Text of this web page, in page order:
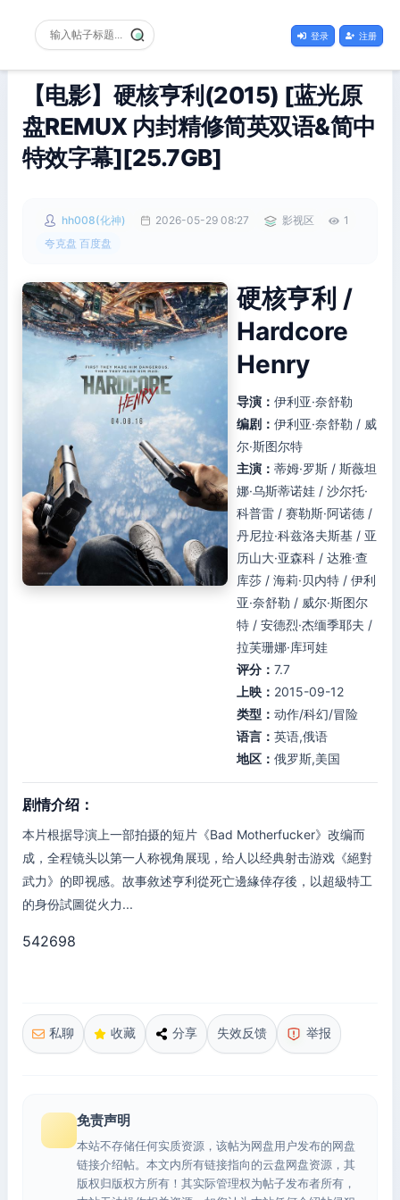
登录 注册
【电影】硬核亨利(2015) [蓝光原
盘REMUX 内封精修简英双语&简中
特效字幕][25.7GB]
hh008(化神) 2026-05-29 08:27 影视区
1
夸克盘 百度盘
硬核亨利 /
Hardcore
Henry
导演： 伊利亚·奈舒勒
编剧： 伊利亚·奈舒勒 / 威
尔·斯图尔特
主演： 蒂姆·罗斯 / 斯薇坦
娜·乌斯蒂诺娃 / 沙尔托·
科普雷 / 赛勒斯·阿诺德 /
丹尼拉·科兹洛夫斯基 / 亚
历山大·亚森科 / 达雅·查
库莎 / 海莉·贝内特 / 伊利
亚·奈舒勒 / 威尔·斯图尔
特 / 安德烈·杰缅季耶夫 /
拉芙珊娜·库珂娃
评分： 7.7
上映： 2015-09-12
类型： 动作/科幻/冒险
语言： 英语,俄语
地区： 俄罗斯,美国
剧情介绍：
本片根据导演上一部拍摄的短片《Bad Motherfucker》改编而
成，全程镜头以第一人称视角展现，给人以经典射击游戏《絕對
武力》的即视感。故事敘述亨利從死亡邊緣倖存後，以超級特工
的身份試圖從火力...
542698
私聊 收藏 分享 失效反馈 举报
免责声明
本站不存储任何实质资源，该帖为网盘用户发布的网盘
链接介绍帖。本文内所有链接指向的云盘网盘资源，其
版权归版权方所有！其实际管理权为帖子发布者所有，